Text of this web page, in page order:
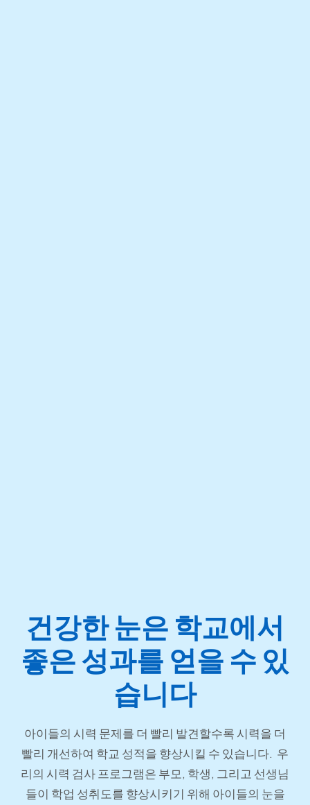
건강한 눈은 학교에서
좋은 성과를 얻을 수 있
습니다
아이들의 시력 문제를 더 빨리 발견할수록 시력을 더
빨리 개선하여 학교 성적을 향상시킬 수 있습니다. 우
리의 시력 검사 프로그램은 부모, 학생, 그리고 선생님
들이 학업 성취도를 향상시키기 위해 아이들의 눈을